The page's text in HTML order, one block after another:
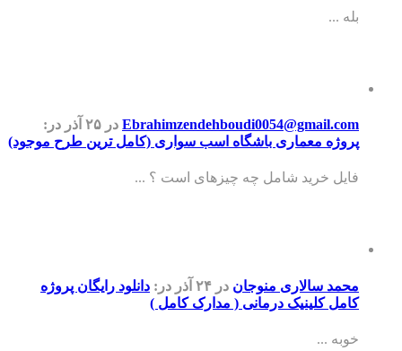
بله ...
Ebrahimzendehboudi0054@gmail.com در ۲۵ آذر
در:
پروژه معماری باشگاه اسب سواری (کامل ترین طرح موجود)
فایل خرید شامل چه چیزهای است ؟ ...
محمد سالاری منوجان در ۲۴ آذر در: دانلود رایگان پروژه
کامل کلینیک درمانی ( مدارک کامل )
خوبه ...